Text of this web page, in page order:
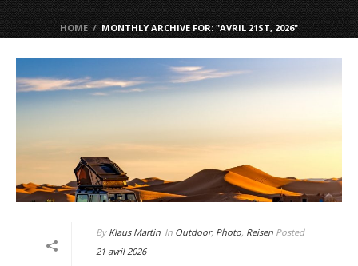
HOME / MONTHLY ARCHIVE FOR: "AVRIL 21ST, 2026"
By Klaus Martin In Outdoor, Photo, Reisen Posted
21 avril 2026